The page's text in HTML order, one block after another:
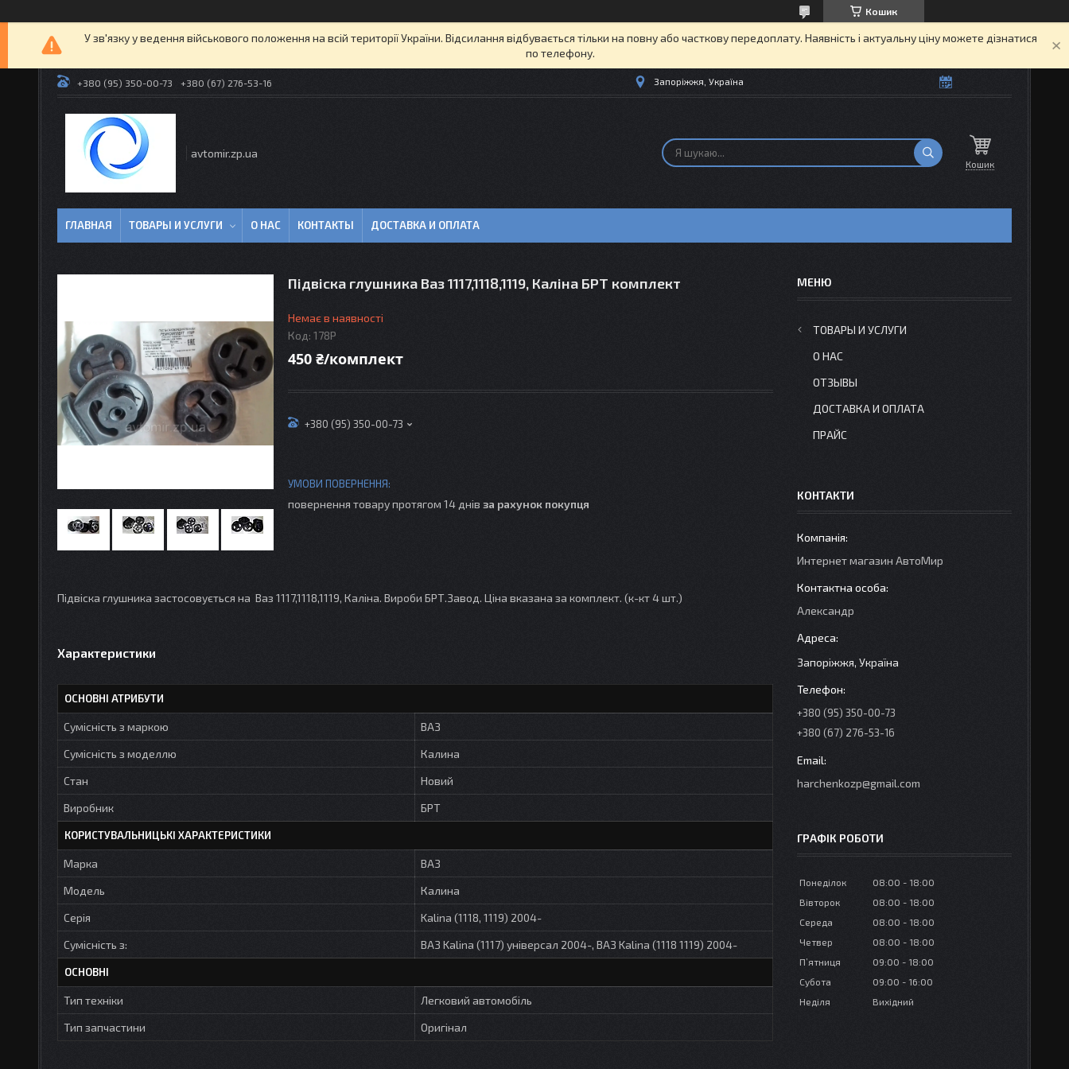
Кошик
У зв'язку у ведення військового положення на всій території України. Відсилання відбувається тільки на повну або часткову передоплату. Наявність і актуальну ціну можете дізнатися
по телефону.
+380 (95) 350-00-73 +380 (67) 276-53-16 Запоріжжя, Україна
avtomir.zp.ua
Кошик
ГЛАВНАЯ ТОВАРЫ И УСЛУГИ О НАС КОНТАКТЫ ДОСТАВКА И ОПЛАТА
Підвіска глушника Ваз 1117,1118,1119, Каліна БРТ комплект
Немає в наявності
Код: 178Р
450 ₴/комплект
+380 (95) 350-00-73
повернення товару протягом 14 днів за рахунок покупця
Підвіска глушника застосовується на Ваз 1117,1118,1119, Каліна. Вироби БРТ.Завод. Ціна вказана за комплект. (к-кт 4 шт.)
Характеристики
ОСНОВНІ АТРИБУТИ
Сумісність з маркою
ВАЗ
Сумісність з моделлю
Калина
Стан
Новий
Виробник
БРТ
КОРИСТУВАЛЬНИЦЬКІ ХАРАКТЕРИСТИКИ
Марка
ВАЗ
Модель
Калина
Серія
Kalina (1118, 1119) 2004-
Сумісність з:
ВАЗ Kalina (1117) універсал 2004-, ВАЗ Kalina (1118 1119) 2004-
ОСНОВНІ
Тип техніки
Легковий автомобіль
Тип запчастини
Оригінал
ТОВАРЫ И УСЛУГИ
О НАС
ОТЗЫВЫ
ДОСТАВКА И ОПЛАТА
ПРАЙС
КОНТАКТИ
Интернет магазин АвтоМир
Александр
Запоріжжя, Україна
+380 (95) 350-00-73
+380 (67) 276-53-16
harchenkozp@gmail.com
ГРАФІК РОБОТИ
Понеділок 08:00
18:00
Вівторок
08:00
18:00
Середа
08:00
18:00
Четвер
08:00
18:00
Пʼятниця
09:00
18:00
Субота
09:00
16:00
Неділя
Вихідний